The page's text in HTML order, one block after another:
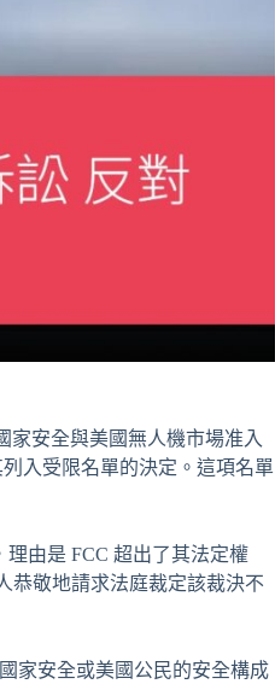
家安全與美國無人機市場准入
入受限名單的決定。這項名單
由是 FCC 超出了其法定權
恭敬地請求法庭裁定該裁決不
家安全或美國公民的安全構成